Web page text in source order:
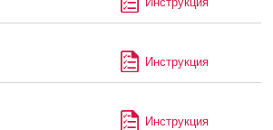
Инструкция
Инструкция